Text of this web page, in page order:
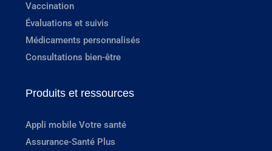
Vaccination
Évaluations et suivis
Médicaments personnalisés
Consultations bien-être
Produits et ressources
Appli mobile Votre santé
Assurance-Santé Plus